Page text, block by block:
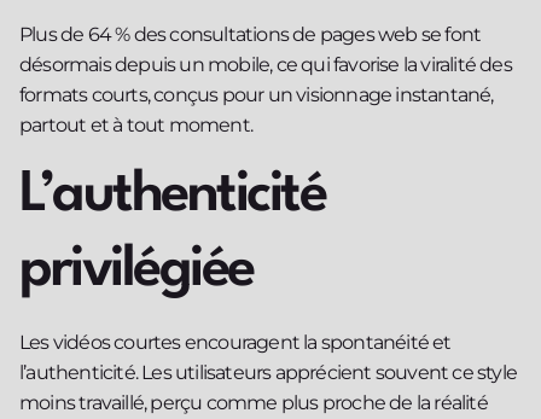
Plus de 64 % des consultations de pages web se font
désormais depuis un mobile, ce qui favorise la viralité des
formats courts, conçus pour un visionnage instantané,
partout et à tout moment.
L’authenticité
privilégiée
Les vidéos courtes encouragent la spontanéité et
l’authenticité. Les utilisateurs apprécient souvent ce style
moins travaillé, perçu comme plus proche de la réalité